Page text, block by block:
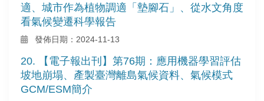
適、城市作為植物調適「墊腳石」、從水文角度
看氣候變遷科學報告
發佈日期：2024-11-13
20. 【電子報出刊】第76期：應用機器學習評估
坡地崩塌、產製臺灣離島氣候資料、氣候模式
GCM/ESM簡介